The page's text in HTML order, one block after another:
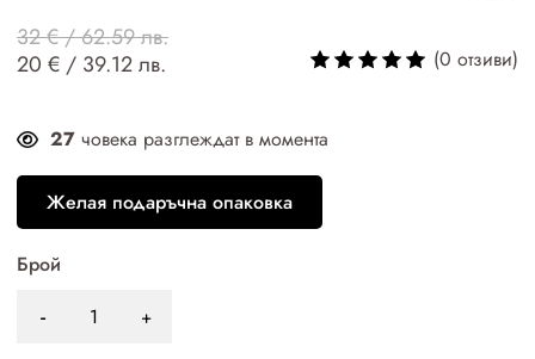
32 € / 62.59 лв.
20 € / 39.12 лв.
(0 отзиви)
27 човека разглеждат в момента
Желая подаръчна опаковка
Брой